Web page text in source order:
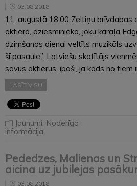
03.08.2018
11. augustā 18.00 Zeltiņu brīvdabas
aktiera, dziesminieka, joku karaļa
dzimšanas dienai veltīts muzikāls
šī pasaule”. Latviešu skatītājs
savus aktierus, īpaši, ja kāds no tiem
LASĪT VISU
Jaunumi, Noderīga
informācija
Pededzes, Malienas un
aicina uz jubilejas
03.08.2018